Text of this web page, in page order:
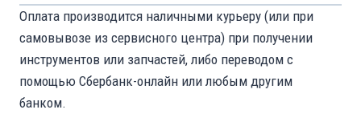
Оплата производится наличными курьеру (или при
самовывозе из сервисного центра) при получении
инструментов или запчастей, либо переводом с
помощью Сбербанк-онлайн или любым другим
банком.